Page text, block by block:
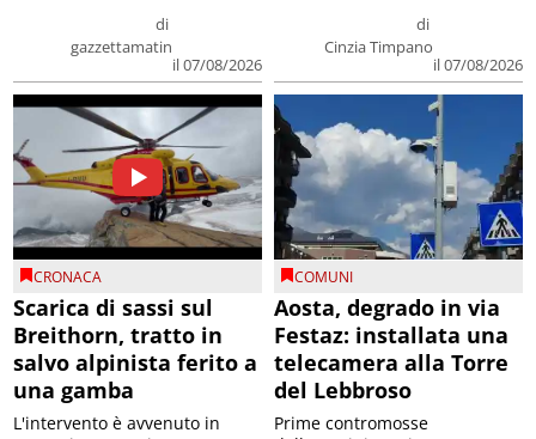
di
gazzettamatin
il 07/08/2026
di
Cinzia Timpano
il 07/08/2026
CRONACA
Scarica di sassi sul
Breithorn, tratto in
salvo alpinista ferito a
una gamba
L'intervento è avvenuto in
COMUNI
Aosta, degrado in via
Festaz: installata una
telecamera alla Torre
del Lebbroso
Prime contromosse